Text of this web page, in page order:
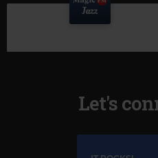
Let's